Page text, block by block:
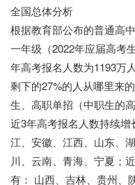
全国总体分析
根据教育部公布的普通高
一年级（2022年应届高考
年高考报名人数为1193万
剩下的27%的人从哪里来
生、高职单招（中职生的
近3年高考报名人数持续
江、安徽、江西、山东、
川、云南、青海、宁夏；
有： 山西、吉林、贵州、